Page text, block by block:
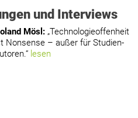
und Interviews
Mösl : „Technologieoffenheit
Nonsense – außer für Studien-
lesen